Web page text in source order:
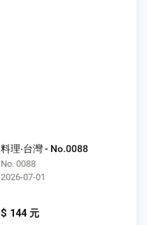
料理‧台灣 - No.0088
No. 0088
2026-07-01
$ 144 元